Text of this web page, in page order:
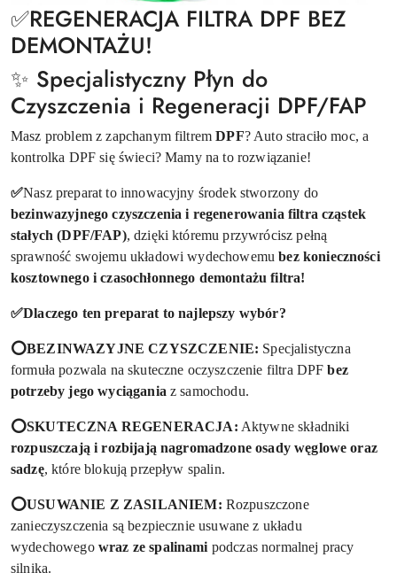
✅REGENERACJA FILTRA DPF BEZ
DEMONTAŻU!
✨ Specjalistyczny Płyn do
Czyszczenia i Regeneracji DPF/FAP
Masz problem z zapchanym filtremDPF? Auto straciło moc, a
kontrolka DPF się świeci? Mamy na to rozwiązanie!
✅Nasz preparat to innowacyjny środek stworzony do
bezinwazyjnego czyszczenia i regenerowania filtra cząstek
stałych (DPF/FAP), dzięki któremu przywrócisz pełną
sprawność swojemu układowi wydechowemubez konieczności
kosztownego i czasochłonnego demontażu filtra!
✅Dlaczego ten preparat to najlepszy wybór?
⭕BEZINWAZYJNE CZYSZCZENIE: Specjalistyczna
formuła pozwala na skuteczne oczyszczenie filtra DPFbez
potrzeby jego wyciągania z samochodu.
⭕SKUTECZNA REGENERACJA: Aktywne składniki
rozpuszczają i rozbijają nagromadzone osady węglowe oraz
sadzę, które blokują przepływ spalin.
⭕USUWANIE Z ZASILANIEM: Rozpuszczone
zanieczyszczenia są bezpiecznie usuwane z układu
wydechowego wraz ze spalinami podczas normalnej pracy
silnika.